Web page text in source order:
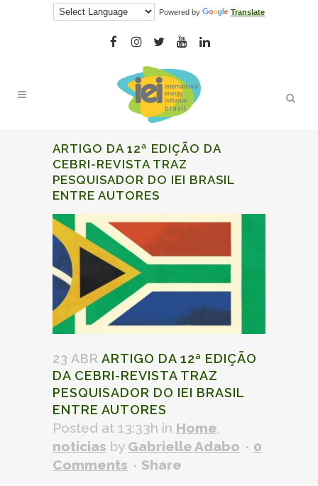
Powered by Translate
ARTIGO DA 12ª EDIÇÃO DA
CEBRI-REVISTA TRAZ
PESQUISADOR DO IEI BRASIL
ENTRE AUTORES
23 ABR ARTIGO DA 12ª EDIÇÃO
DA CEBRI-REVISTA TRAZ
PESQUISADOR DO IEI BRASIL
ENTRE AUTORES
Posted at 13:33h in Home,
noticias by Gabrielle Adabo
0
Comments
Share